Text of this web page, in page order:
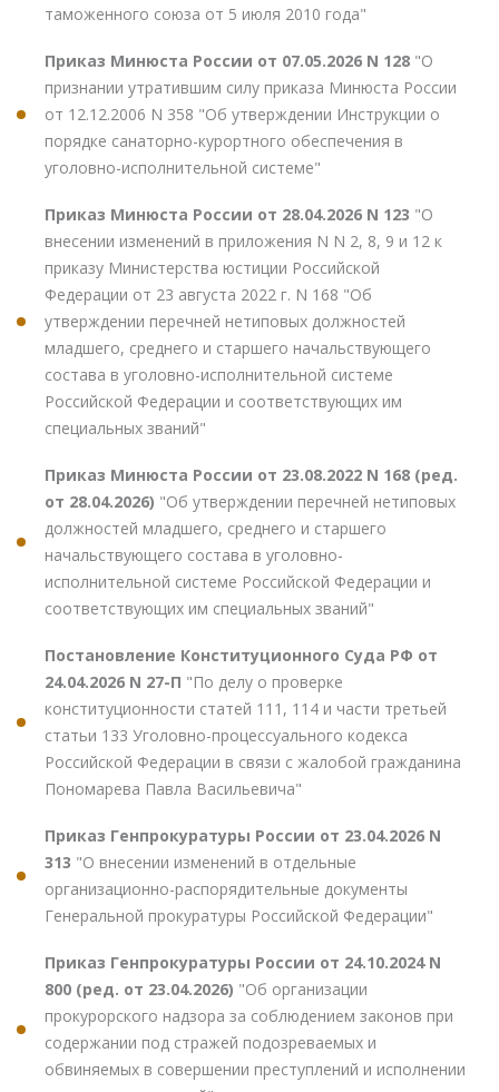
таможенного союза от 5 июля 2010 года"
Приказ Минюста России от 07.05.2026 N 128 "О
признании утратившим силу приказа Минюста России
от 12.12.2006 N 358 "Об утверждении Инструкции о
порядке санаторно-курортного обеспечения в
уголовно-исполнительной системе"
Приказ Минюста России от 28.04.2026 N 123 "О
внесении изменений в приложения N N 2, 8, 9 и 12 к
приказу Министерства юстиции Российской
Федерации от 23 августа 2022 г. N 168 "Об
утверждении перечней нетиповых должностей
младшего, среднего и старшего начальствующего
состава в уголовно-исполнительной системе
Российской Федерации и соответствующих им
специальных званий"
Приказ Минюста России от 23.08.2022 N 168 (ред.
от 28.04.2026) "Об утверждении перечней нетиповых
должностей младшего, среднего и старшего
начальствующего состава в уголовно-
исполнительной системе Российской Федерации и
соответствующих им специальных званий"
Постановление Конституционного Суда РФ от
24.04.2026 N 27-П "По делу о проверке
конституционности статей 111, 114 и части третьей
статьи 133 Уголовно-процессуального кодекса
Российской Федерации в связи с жалобой гражданина
Пономарева Павла Васильевича"
Приказ Генпрокуратуры России от 23.04.2026 N
313 "О внесении изменений в отдельные
организационно-распорядительные документы
Генеральной прокуратуры Российской Федерации"
Приказ Генпрокуратуры России от 24.10.2024 N
800 (ред. от 23.04.2026) "Об организации
прокурорского надзора за соблюдением законов при
содержании под стражей подозреваемых и
обвиняемых в совершении преступлений и исполнении